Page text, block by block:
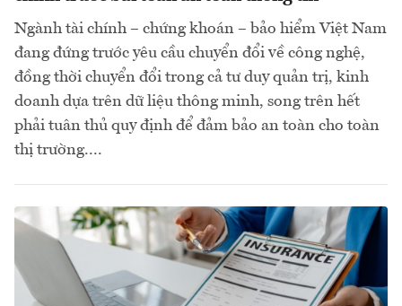
Ngành tài chính – chứng khoán – bảo hiểm Việt Nam
đang đứng trước yêu cầu chuyển đổi về công nghệ,
đồng thời chuyển đổi trong cả tư duy quản trị, kinh
doanh dựa trên dữ liệu thông minh, song trên hết
phải tuân thủ quy định để đảm bảo an toàn cho toàn
thị trường....